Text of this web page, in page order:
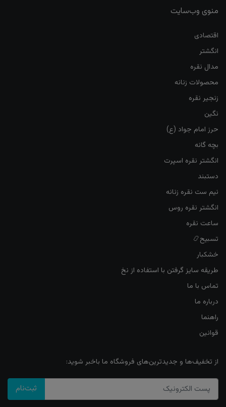
منوی وب‌سایت
اقتصادی
انگشتر
مدال نقره
محصولات زنانه
زنجیر نقره
نگین
حرز امام جواد (ع)
بچه گانه
انگشتر نقره اسپرت
دستبند
نیم ست نقره زنانه
انگشتر نقره روس
ساعت نقره
تسبیح📿
خشکبار
طریقه سایز گرفتن با استفاده از نخ
تماس با ما
درباره ما
راهنما
قوانین
از تخفیف‌ها و جدیدترین‌های فروشگاه ما باخبر شوید:
ثبت‌نام